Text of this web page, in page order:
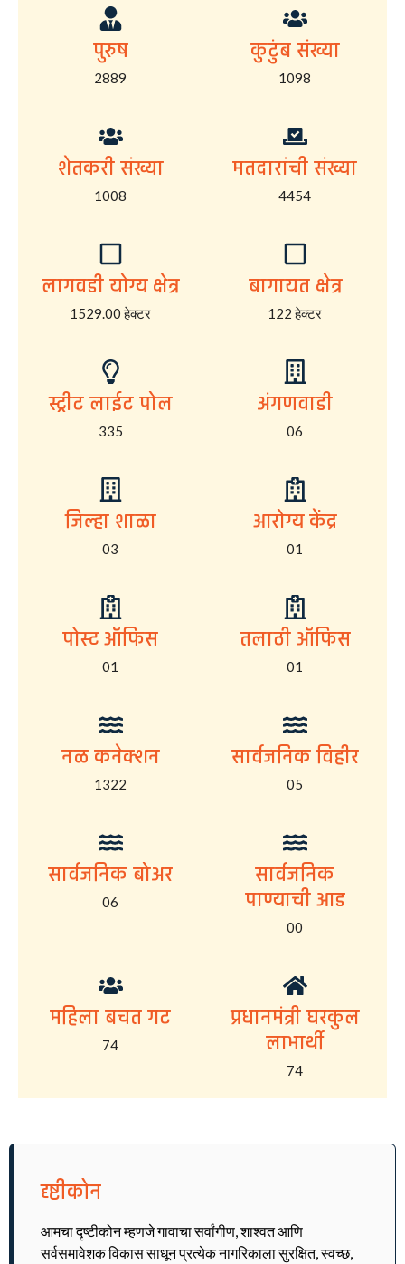
पुरुष
2889
कुटुंब संख्या
1098
शेतकरी संख्या
1008
मतदारांची संख्या
4454
लागवडी योग्य क्षेत्र
1529.00 हेक्टर
बागायत क्षेत्र
122 हेक्टर
स्ट्रीट लाईट पोल
335
अंगणवाडी
06
जिल्हा शाळा
03
आरोग्य केंद्र
01
पोस्ट ऑफिस
01
तलाठी ऑफिस
01
नळ कनेक्शन
1322
सार्वजनिक विहीर
05
सार्वजनिक बोअर
06
सार्वजनिक
पाण्याची आड
00
महिला बचत गट
74
प्रधानमंत्री घरकुल
लाभार्थी
74
दृष्टीकोन
आमचा दृष्टीकोन म्हणजे गावाचा सर्वांगीण, शाश्वत आणि
सर्वसमावेशक विकास साधून प्रत्येक नागरिकाला सुरक्षित, स्वच्छ,